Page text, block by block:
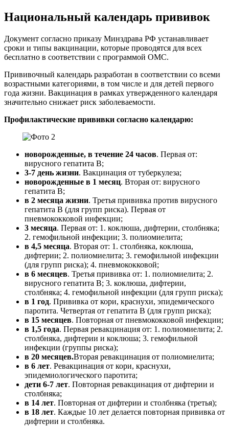
Национальный календарь прививок
Документ согласно приказу Минздрава РФ устанавливает
сроки и типы вакцинации, которые проводятся для всех
бесплатно в соответствии с программой ОМС.
Прививочный календарь разработан в соответствии со всеми
возрастными категориями, в том числе и для детей первого
года жизни. Вакцинация в рамках утвержденного календаря
значительно снижает риск заболеваемости.
Профилактические прививки согласно календарю:
новорожденные, в течение 24 часов. Первая от:
вирусного гепатита В;
3-7 день жизни. Вакцинация от туберкулеза;
новорожденные в 1 месяц. Вторая от: вирусного
гепатита В;
в 2 месяца жизни. Третья прививка против вирусного
гепатита В (для групп риска). Первая от
пневмококковой инфекции;
3 месяца. Первая от: 1. коклюша, дифтерии, столбняка;
2. гемофильной инфекции; 3. полиомиелита;
в 4,5 месяца. Вторая от: 1. столбняка, коклюша,
дифтерии; 2. полиомиелита; 3. гемофильной инфекции
(для групп риска); 4. пневмококковой;
в 6 месяцев. Третья прививка от: 1. полиомиелита; 2.
вирусного гепатита В; 3. коклюша, дифтерии,
столбняка; 4. гемофильной инфекции (для групп риска);
в 1 год. Прививка от кори, краснухи, эпидемического
паротита. Четвертая от гепатита В (для групп риска);
в 15 месяцев. Повторная от пневмококковой инфекции;
в 1,5 года. Первая ревакцинация от: 1. полиомиелита; 2.
столбняка, дифтерии и коклюша; 3. гемофильной
инфекции (группы риска);
в 20 месяцев.Вторая ревакцинация от полиомиелита;
в 6 лет. Ревакцинация от кори, краснухи,
эпидемиологического паротита;
дети 6-7 лет. Повторная ревакцинация от дифтерии и
столбняка;
в 14 лет. Повторная от дифтерии и столбняка (третья);
в 18 лет. Каждые 10 лет делается повторная прививка от
дифтерии и столбняка.